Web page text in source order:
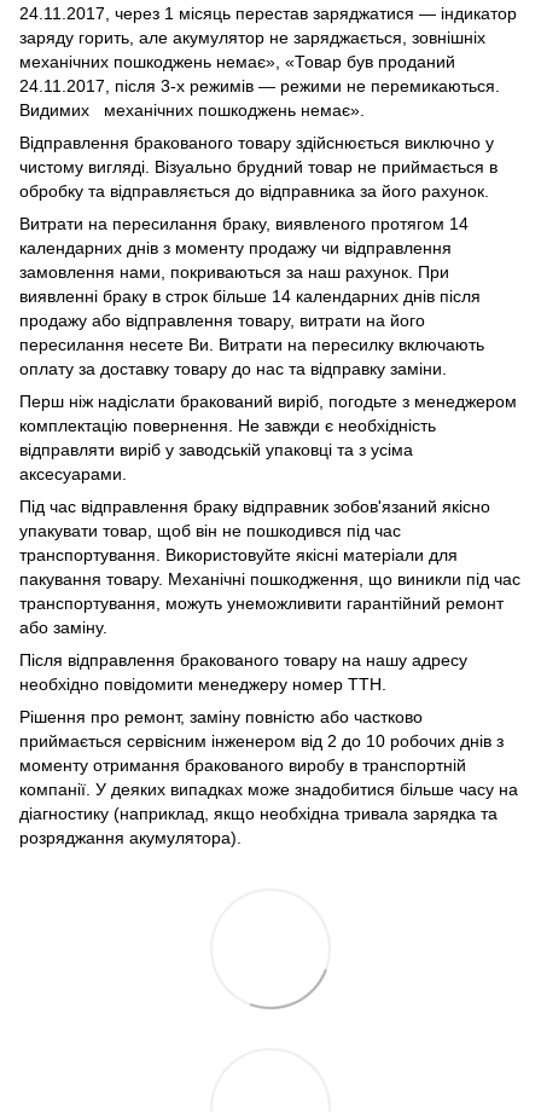
24.11.2017, через 1 місяць перестав заряджатися — індикатор
заряду горить, але акумулятор не заряджається, зовнішніх
механічних пошкоджень немає», «Товар був проданий
24.11.2017, після 3-х режимів — режими не перемикаються.
Видимих механічних пошкоджень немає».
Відправлення бракованого товару здійснюється виключно у
чистому вигляді. Візуально брудний товар не приймається в
обробку та відправляється до відправника за його рахунок.
Витрати на пересилання браку, виявленого протягом 14
календарних днів з моменту продажу чи відправлення
замовлення нами, покриваються за наш рахунок. При
виявленні браку в строк більше 14 календарних днів після
продажу або відправлення товару, витрати на його
пересилання несете Ви. Витрати на пересилку включають
оплату за доставку товару до нас та відправку заміни.
Перш ніж надіслати бракований виріб, погодьте з менеджером
комплектацію повернення. Не завжди є необхідність
відправляти виріб у заводській упаковці та з усіма
аксесуарами.
Під час відправлення браку відправник зобов'язаний якісно
упакувати товар, щоб він не пошкодився під час
транспортування. Використовуйте якісні матеріали для
пакування товару. Механічні пошкодження, що виникли під час
транспортування, можуть унеможливити гарантійний ремонт
або заміну.
Після відправлення бракованого товару на нашу адресу
необхідно повідомити менеджеру номер ТТН.
Рішення про ремонт, заміну повністю або частково
приймається сервісним інженером від 2 до 10 робочих днів з
моменту отримання бракованого виробу в транспортній
компанії. У деяких випадках може знадобитися більше часу на
діагностику (наприклад, якщо необхідна тривала зарядка та
розряджання акумулятора).